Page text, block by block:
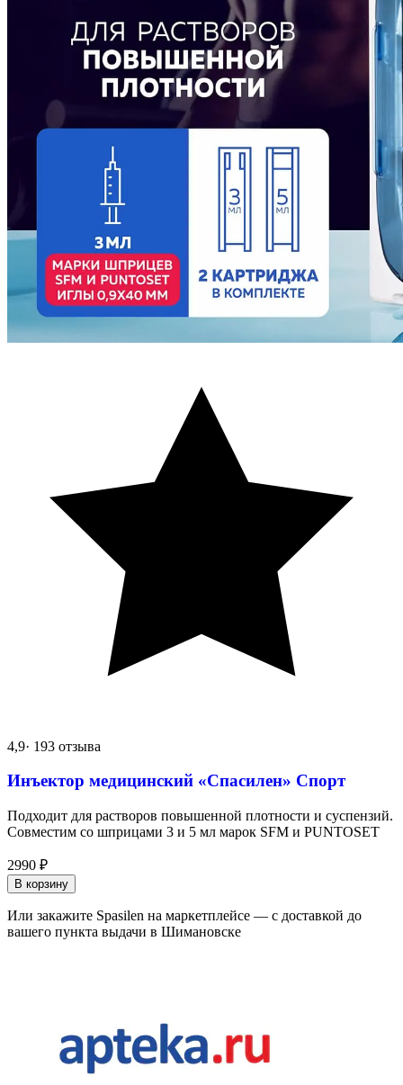
4,9· 193 отзыва
Инъектор медицинский «Спасилен» Спорт
Подходит для растворов повышенной плотности и суспензий.
Совместим со шприцами 3 и 5 мл марок SFM и PUNTOSET
2990 ₽
В корзину
Или закажите Spasilen на маркетплейсе — с доставкой до
вашего пункта выдачи в Шимановске